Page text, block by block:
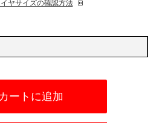
ヤサイズの確認方法
カートに追加